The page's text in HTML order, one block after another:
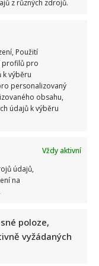
z různých zdrojů.
Použití
profilů pro
k výběru
personalizovaný
obsahu,
údajů k výběru
Vždy aktivní
údajů,
na
poloze,
vyžádaných
prověří vaši
obvyklá